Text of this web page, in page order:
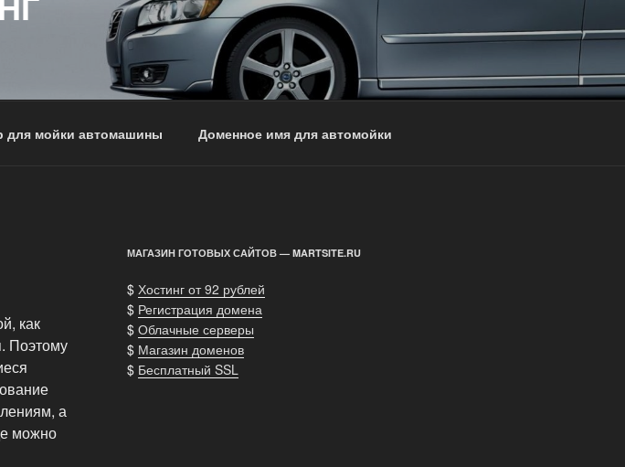
для мойки автомашины Доменное имя для автомойки
как
Поэтому
а
можно
МАГАЗИН ГОТОВЫХ САЙТОВ — MARTSITE.RU
$ Хостинг от 92 рублей
$ Регистрация домена
$ Облачные серверы
$ Магазин доменов
$ Бесплатный SSL